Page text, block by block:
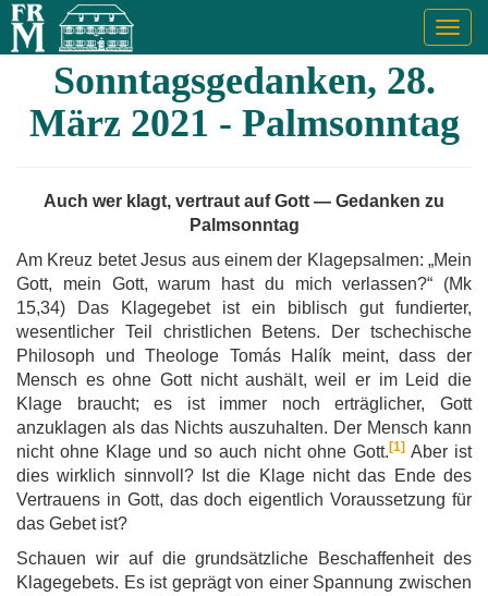
Sonntagsgedanken, 28.
März 2021 - Palmsonntag
Auch wer klagt, vertraut auf Gott — Gedanken zu
Palmsonntag
Am Kreuz betet Jesus aus einem der Klagepsalmen: „Mein
Gott, mein Gott, warum hast du mich verlassen?“ (Mk
15,34) Das Klagegebet ist ein biblisch gut fundierter,
wesentlicher Teil christlichen Betens. Der tschechische
Philosoph und Theologe Tomás Halík meint, dass der
Mensch es ohne Gott nicht aushält, weil er im Leid die
Klage braucht; es ist immer noch erträglicher, Gott
anzuklagen als das Nichts auszuhalten. Der Mensch kann
nicht ohne Klage und so auch nicht ohne Gott. [1] Aber ist
dies wirklich sinnvoll? Ist die Klage nicht das Ende des
Vertrauens in Gott, das doch eigentlich Voraussetzung für
das Gebet ist?
Schauen wir auf die grundsätzliche Beschaffenheit des
Klagegebets. Es ist geprägt von einer Spannung zwischen